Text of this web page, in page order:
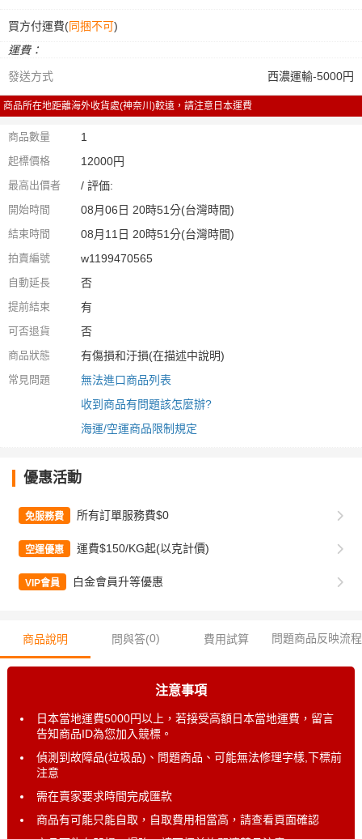
買方付運費(同捆不可)
運費：
發送方式
西濃運輸-5000円
商品所在地距離海外收貨處(神奈川)較遠，請注意日本運費
商品數量 1
起標價格 12000円
最高出價者 / 評価:
開始時間 08月06日 20時51分(台灣時間)
結束時間 08月11日 20時51分(台灣時間)
拍賣編號 w1199470565
自動延長 否
提前結束 有
可否退貨 否
商品狀態 有傷損和汙損(在描述中說明)
常見問題
無法進口商品列表
收到商品有問題該怎麼辦?
海運/空運商品限制規定
優惠活動
免服務費 所有訂單服務費$0
空運優惠 運費$150/KG起(以克計價)
VIP會員 白金會員升等優惠
商品說明 問與答(0) 費用試算 問題商品反映流程
注意事項
日本當地運費5000円以上，若接受高額日本當地運費，留言
告知商品ID為您加入競標。
偵測到故障品(垃圾品)、問題商品、可能無法修理字樣,下標前
注意
需在賣家要求時間完成匯款
商品有可能只能自取，自取費用相當高，請查看頁面確認